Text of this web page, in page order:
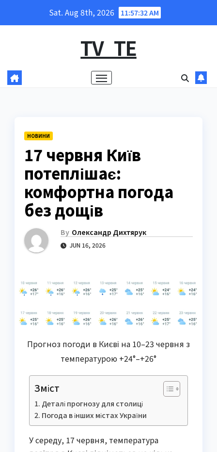
Sat. Aug 8th, 2026 11:57:33 AM
TV_TE
НОВИНИ
17 червня Київ
потеплішає:
комфортна погода
без дощів
By Олександр Дихтярук
JUN 16, 2026
Прогноз погоди в Києві на 10–23 червня з
температурою +24°–+26°
Зміст
Деталі прогнозу для столиці
Погода в інших містах України
У середу, 17 червня, температура